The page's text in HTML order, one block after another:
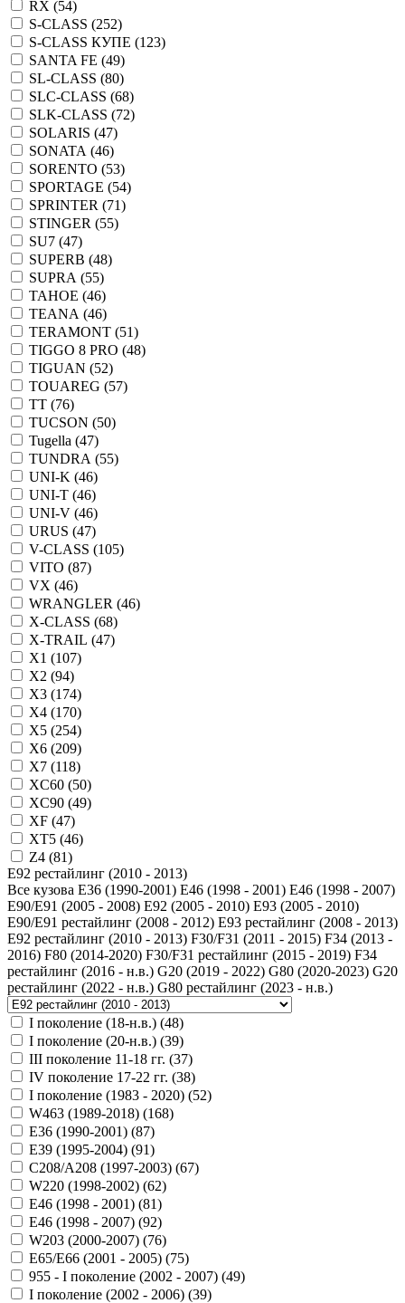
RX (54)
S-CLASS (252)
S-CLASS КУПЕ (123)
SANTA FE (49)
SL-CLASS (80)
SLC-CLASS (68)
SLK-CLASS (72)
SOLARIS (47)
SONATA (46)
SORENTO (53)
SPORTAGE (54)
SPRINTER (71)
STINGER (55)
SU7 (47)
SUPERB (48)
SUPRA (55)
TAHOE (46)
TEANA (46)
TERAMONT (51)
TIGGO 8 PRO (48)
TIGUAN (52)
TOUAREG (57)
TT (76)
TUCSON (50)
Tugella (47)
TUNDRA (55)
UNI-K (46)
UNI-T (46)
UNI-V (46)
URUS (47)
V-CLASS (105)
VITO (87)
VX (46)
WRANGLER (46)
X-CLASS (68)
X-TRAIL (47)
X1 (107)
X2 (94)
X3 (174)
X4 (170)
X5 (254)
X6 (209)
X7 (118)
XC60 (50)
XC90 (49)
XF (47)
XT5 (46)
Z4 (81)
Е92 рестайлинг (2010 - 2013)
Все кузова E36 (1990-2001) Е46 (1998 - 2001) Е46 (1998 - 2007)
E90/E91 (2005 - 2008) Е92 (2005 - 2010) Е93 (2005 - 2010)
E90/E91 рестайлинг (2008 - 2012) Е93 рестайлинг (2008 - 2013)
Е92 рестайлинг (2010 - 2013) F30/F31 (2011 - 2015) F34 (2013 -
2016) F80 (2014-2020) F30/F31 рестайлинг (2015 - 2019) F34
рестайлинг (2016 - н.в.) G20 (2019 - 2022) G80 (2020-2023) G20
рестайлинг (2022 - н.в.) G80 рестайлинг (2023 - н.в.)
I поколение (18-н.в.) (48)
I поколение (20-н.в.) (39)
III поколение 11-18 гг. (37)
IV поколение 17-22 гг. (38)
I поколение (1983 - 2020) (52)
W463 (1989-2018) (168)
E36 (1990-2001) (87)
E39 (1995-2004) (91)
C208/A208 (1997-2003) (67)
W220 (1998-2002) (62)
Е46 (1998 - 2001) (81)
Е46 (1998 - 2007) (92)
W203 (2000-2007) (76)
E65/E66 (2001 - 2005) (75)
955 - I поколение (2002 - 2007) (49)
I поколение (2002 - 2006) (39)